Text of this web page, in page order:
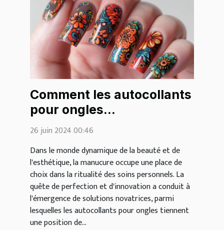
Comment les autocollants
pour ongles
révolutionnent la
manucure moderne
26 juin 2024 00:46
Dans le monde dynamique de la beauté et de
l'esthétique, la manucure occupe une place de
choix dans la ritualité des soins personnels. La
quête de perfection et d'innovation a conduit à
l'émergence de solutions novatrices, parmi
lesquelles les autocollants pour ongles tiennent
une position de...